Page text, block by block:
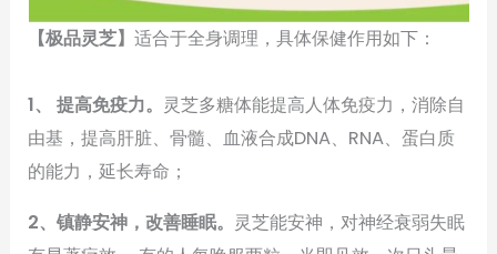
【极品灵芝】适合于全身调理，具体保健作用如下：
1、 提高免疫力。 灵芝多糖体能提高人体免疫力，消除自
由基，提高肝脏、骨髓、血液合成DNA、RNA、蛋白质
的能力，延长寿命；
2、镇静安神，改善睡眠。 灵芝能安神，对神经衰弱失眠